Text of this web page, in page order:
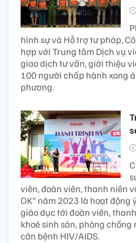
hình sự và Hỗ trợ tư pháp,
hợp với Trung tâm Dịch vụ
giao dịch tư vấn, giới thiệu
100 người chấp hành xong
phương.
viên, đoàn viên, thanh niên
OK” năm 2023 là hoạt
giáo dục tới đoàn viên,
khoẻ sinh sản, phòng
căn bệnh HIV/AIDS.